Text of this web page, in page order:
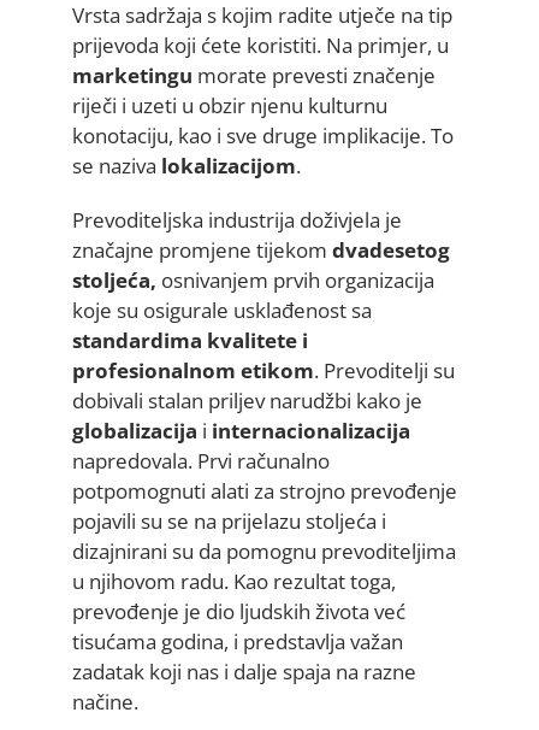
Vrsta sadržaja s kojim radite utječe na tip
prijevoda koji ćete koristiti. Na primjer, u
marketingu morate prevesti značenje
riječi i uzeti u obzir njenu kulturnu
konotaciju, kao i sve druge implikacije. To
se naziva lokalizacijom.
Prevoditeljska industrija doživjela je
značajne promjene tijekom dvadesetog
stoljeća, osnivanjem prvih organizacija
koje su osigurale usklađenost sa
standardima kvalitete i
profesionalnom etikom. Prevoditelji su
dobivali stalan priljev narudžbi kako je
globalizacija i internacionalizacija
napredovala. Prvi računalno
potpomognuti alati za strojno prevođenje
pojavili su se na prijelazu stoljeća i
dizajnirani su da pomognu prevoditeljima
u njihovom radu. Kao rezultat toga,
prevođenje je dio ljudskih života već
tisućama godina, i predstavlja važan
zadatak koji nas i dalje spaja na razne
načine.